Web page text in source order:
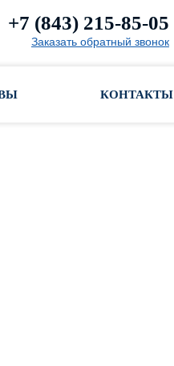
+7 (843) 215-85-05
Заказать обратный звонок
КОНТАКТЫ